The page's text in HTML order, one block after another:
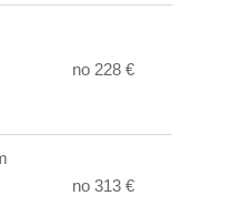
no 228 €
no 313 €